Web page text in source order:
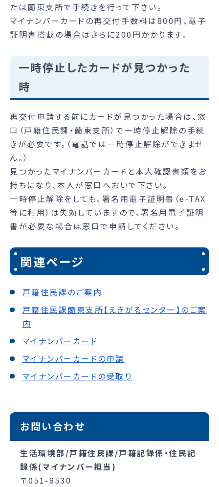
たは蘭東支所で手続きを行って下さい。
マイナンバーカードの再交付手数料は800円、電子
証明書搭載の場合はさらに200円かかります。
一時停止したカードが見つかった
時
再交付申請する前にカードが見つかった場合は、窓
口（戸籍住民課・蘭東支所）で一時停止解除の手続
きが必要です。（電話では一時停止解除ができませ
ん。）
見つかったマイナンバーカードと本人確認書類をお
持ちになり、本人が窓口へおいで下さい。
一時停止解除をしても、署名用電子証明書（e-TAX
等に利用）は失効していますので、署名用電子証明
書が必要な場合は窓口で申請してください。
関連ページ
戸籍住民課のご案内
戸籍住民課蘭東支所【えきがるセンター】のご案
内
マイナンバーカード
マイナンバーカードの申請
マイナンバーカードの受取り
お問い合わせ
生活環境部/戸籍住民課/戸籍記録係・住民記
録係(マイナンバー担当)
〒051-8530